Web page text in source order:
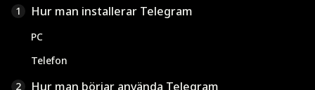
1 Hur man installerar Telegram
PC
Telefon
2
Hur man börjar använda Telegram